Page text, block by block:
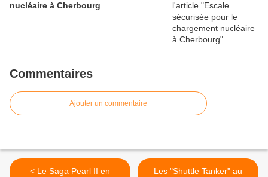
nucléaire à Cherbourg
Commentaires
Ajouter un commentaire
< Le Saga Pearl II en
Les "Shuttle Tanker" au